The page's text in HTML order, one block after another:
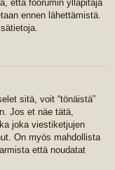
että foorumin ylläpitäjä
ennen lähettämistä.
sitä, voit “tönäistä”
Jos et näe tätä,
joka viestiketjujen
On myös mahdollista
että noudatat